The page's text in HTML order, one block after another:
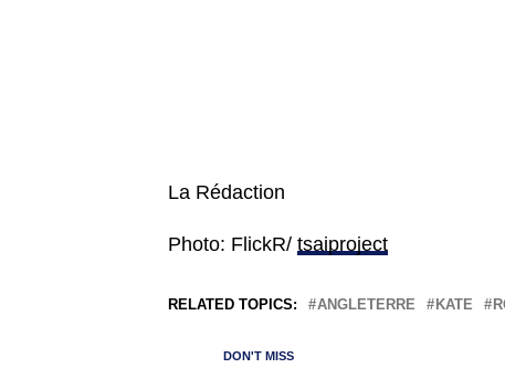
La Rédaction
Photo: FlickR/ tsaiproject
RELATED TOPICS: ANGLETERRE KATE
DON'T MISS